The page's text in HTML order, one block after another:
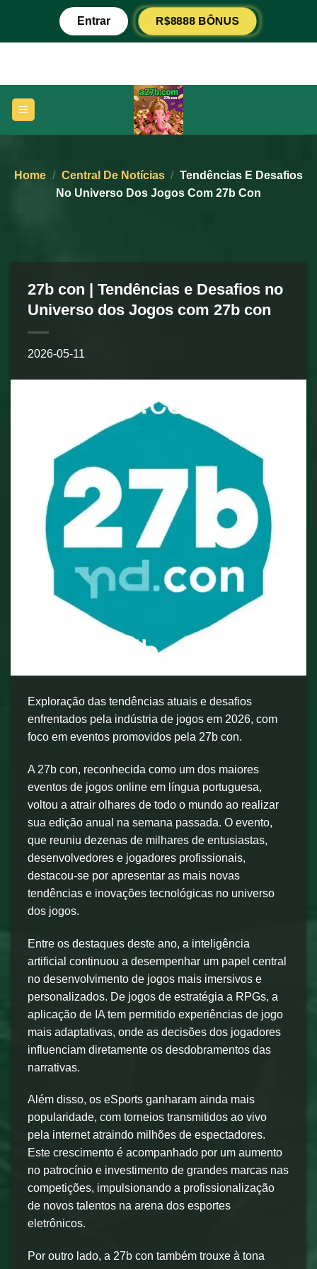
content
Entrar R$8888 BÔNUS
Home / Central De Notícias / Tendências E Desafios
No Universo Dos Jogos Com 27b Con
27b con | Tendências e Desafios no
Universo dos Jogos com 27b con
2026-05-11
Exploração das tendências atuais e desafios
enfrentados pela indústria de jogos em 2026, com
foco em eventos promovidos pela 27b con.
A 27b con, reconhecida como um dos maiores
eventos de jogos online em língua portuguesa,
voltou a atrair olhares de todo o mundo ao realizar
sua edição anual na semana passada. O evento,
que reuniu dezenas de milhares de entusiastas,
desenvolvedores e jogadores profissionais,
destacou-se por apresentar as mais novas
tendências e inovações tecnológicas no universo
dos jogos.
Entre os destaques deste ano, a inteligência
artificial continuou a desempenhar um papel central
no desenvolvimento de jogos mais imersivos e
personalizados. De jogos de estratégia a RPGs, a
aplicação de IA tem permitido experiências de jogo
mais adaptativas, onde as decisões dos jogadores
influenciam diretamente os desdobramentos das
narrativas.
Além disso, os eSports ganharam ainda mais
popularidade, com torneios transmitidos ao vivo
pela internet atraindo milhões de espectadores.
Este crescimento é acompanhado por um aumento
no patrocínio e investimento de grandes marcas nas
competições, impulsionando a profissionalização
de novos talentos na arena dos esportes
eletrônicos.
Por outro lado, a 27b con também trouxe à tona